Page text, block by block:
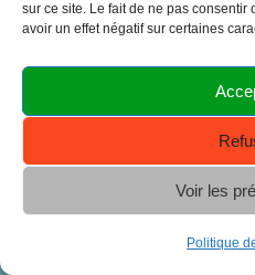
sur ce site. Le fait de ne pas
avoir un effet négatif sur certaines
Voir les
Politique